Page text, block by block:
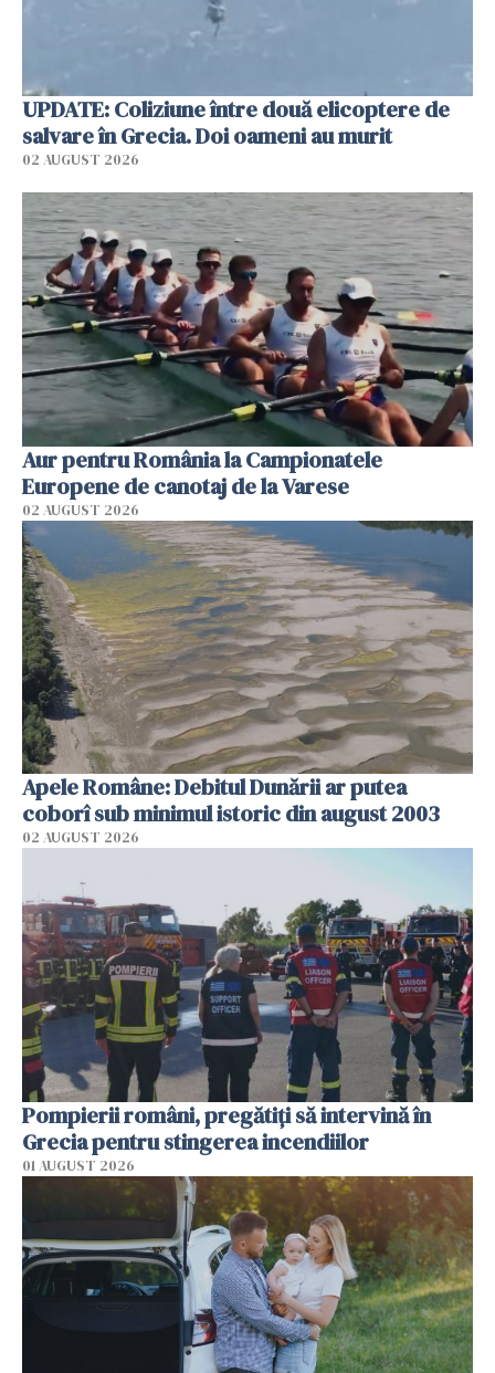
UPDATE: Coliziune între două elicoptere de
salvare în Grecia. Doi oameni au murit
02 AUGUST 2026
Aur pentru România la Campionatele
Europene de canotaj de la Varese
02 AUGUST 2026
Apele Române: Debitul Dunării ar putea
coborî sub minimul istoric din august 2003
02 AUGUST 2026
Pompierii români, pregătiţi să intervină în
Grecia pentru stingerea incendiilor
01 AUGUST 2026